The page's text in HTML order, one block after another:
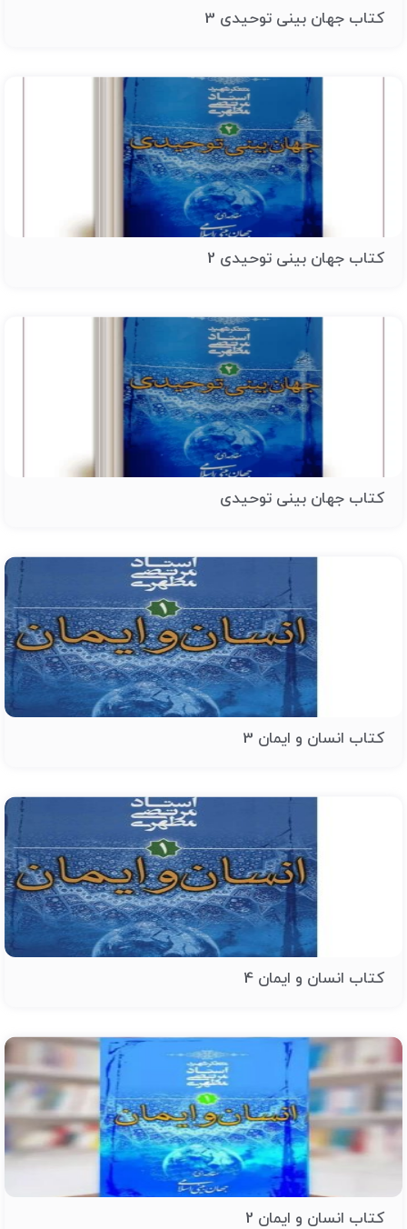
کتاب جهان بینی توحیدی 3
کتاب جهان بینی توحیدی 2
کتاب جهان بینی توحیدی
کتاب انسان و ایمان 3
کتاب انسان و ایمان 4
کتاب انسان و ایمان 2